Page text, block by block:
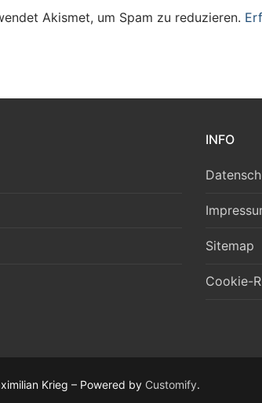
Akismet, um Spam zu reduzieren.
INFO
Sitemap
Cookie-
Krieg – Powered by Customify.